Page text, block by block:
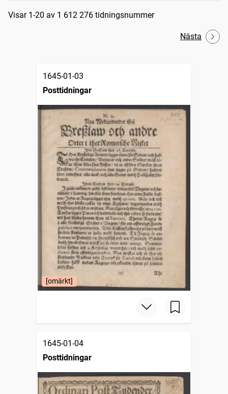
Sökresultat
Visar 1-20 av 1 612 276 tidningsnummer
Nästa
1645-01-03
Posttidningar
[omärkt]
1645-01-04
Posttidningar